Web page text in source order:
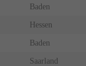
Baden
Hessen
Baden
Saarland